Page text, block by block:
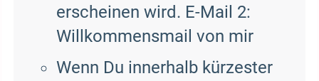
erscheinen wird. E-Mail 2:
Willkommensmail von mir
Wenn Du innerhalb kürzester